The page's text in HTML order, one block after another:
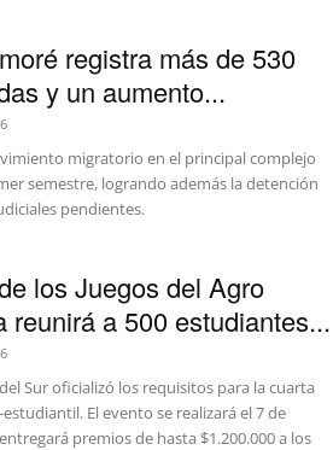
registra más de 530
y un aumento...
migratorio en el principal complejo
semestre, logrando además la detención
pendientes.
los Juegos del Agro
reunirá a 500 estudiantes...
Sur oficializó los requisitos para la cuarta
El evento se realizará el 7 de
premios de hasta $1.200.000 a los